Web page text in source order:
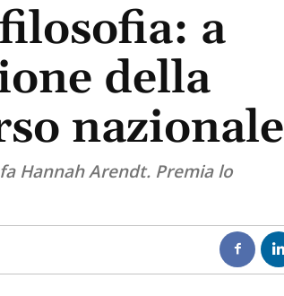
a
della
nazionale
Hannah Arendt. Premia lo